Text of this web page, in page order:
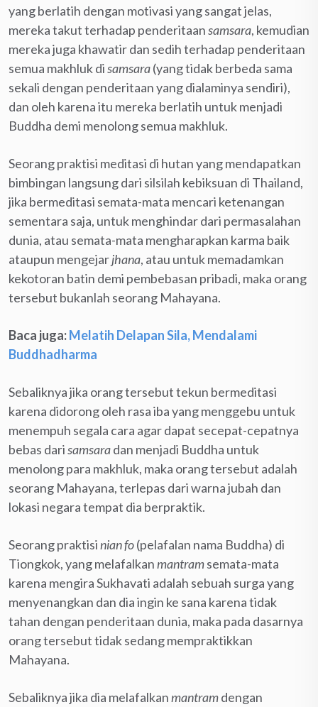
yang berlatih dengan motivasi yang sangat jelas,
mereka takut terhadap penderitaansamsara, kemudian
mereka juga khawatir dan sedih terhadap penderitaan
semua makhluk disamsara(yang tidak berbeda sama
sekali dengan penderitaan yang dialaminya sendiri),
dan oleh karena itu mereka berlatih untuk menjadi
Buddha demi menolong semua makhluk.
Seorang praktisi meditasi di hutan yang mendapatkan
bimbingan langsung dari silsilah kebiksuan di Thailand,
jika bermeditasi semata-mata mencari ketenangan
sementara saja, untuk menghindar dari permasalahan
dunia, atau semata-mata mengharapkan karma baik
ataupun mengejarjhana, atau untuk memadamkan
kekotoran batin demi pembebasan pribadi, maka orang
tersebut bukanlah seorang Mahayana.
Baca juga:Melatih Delapan Sila, Mendalami
Buddhadharma
Sebaliknya jika orang tersebut tekun bermeditasi
karena didorong oleh rasa iba yang menggebu untuk
menempuh segala cara agar dapat secepat-cepatnya
bebas darisamsaradan menjadi Buddha untuk
menolong para makhluk, maka orang tersebut adalah
seorang Mahayana, terlepas dari warna jubah dan
lokasi negara tempat dia berpraktik.
Seorang praktisinian fo(pelafalan nama Buddha) di
Tiongkok, yang melafalkanmantramsemata-mata
karena mengira Sukhavati adalah sebuah surga yang
menyenangkan dan dia ingin ke sana karena tidak
tahan dengan penderitaan dunia, maka pada dasarnya
orang tersebut tidak sedang mempraktikkan
Mahayana.
Sebaliknya jika dia melafalkanmantramdengan